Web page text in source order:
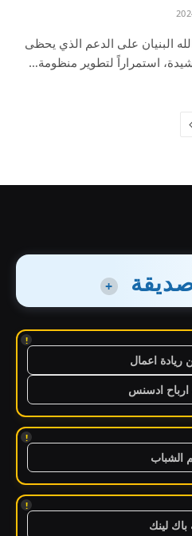
البنيان على الدعم الذي يحظى
استمراراً لتطوير منظومة…
+
!
ريادة اعمال
ادسنس
!
الشباب
!
باك لينك